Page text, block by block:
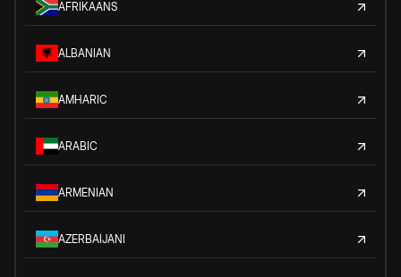
AFRIKAANS
ALBANIAN
AMHARIC
ARABIC
ARMENIAN
AZERBAIJANI